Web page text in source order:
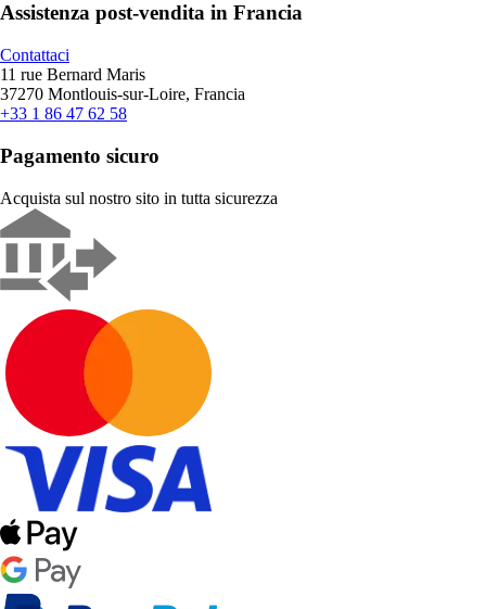
Assistenza post-vendita in Francia
Contattaci
11 rue Bernard Maris
37270 Montlouis-sur-Loire, Francia
+33 1 86 47 62 58
Pagamento sicuro
Acquista sul nostro sito in tutta sicurezza